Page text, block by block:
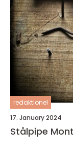
redaktionel
17. January 2024
Stålpipe